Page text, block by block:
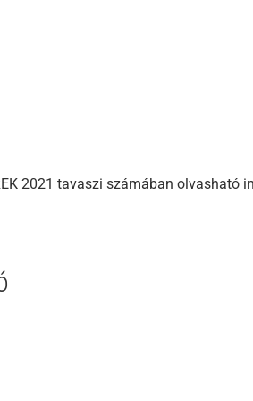
2021 tavaszi számában olvasható